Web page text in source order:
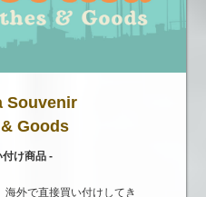
Souvenir
Goods
け商品 -
外で直接買い付けしてき